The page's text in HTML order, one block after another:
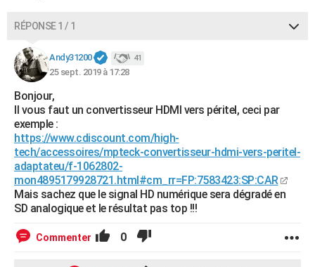
Carte de Noël
Carte Bonne année
Carte Saint-Valentin
Carte Pâques
Carte d'anniversaire
DICTIONNAIRE
Dictionnaire
Biographies
Citations
Expressions
Proverbes
PROGRAMME TV
COPAINS D'AVANT
S'inscrire
Se connecter
Lycées
Collèges
Primaires
Universités
Entreprises
Service militaire
Avis de recherche
AVIS DE DÉCÈS
FORUM
Bricolage
Lifestyle
Culture
Sport
Auto
Television
Voyage
Cinema
RÉPONSE 1 / 1
Andy31200 41
25 sept. 2019 à 17:28
Bonjour,
Il vous faut un convertisseur HDMI vers péritel, ceci par
exemple :
https://www.cdiscount.com/high-
tech/accessoires/mpteck-convertisseur-hdmi-vers-peritel-
adaptateu/f-1062802-
mon4895179928721.html#cm_rr=FP:7583423:SP:CAR
Mais sachez que le signal HD numérique sera dégradé en
SD analogique et le résultat pas top !!!
Commenter 0